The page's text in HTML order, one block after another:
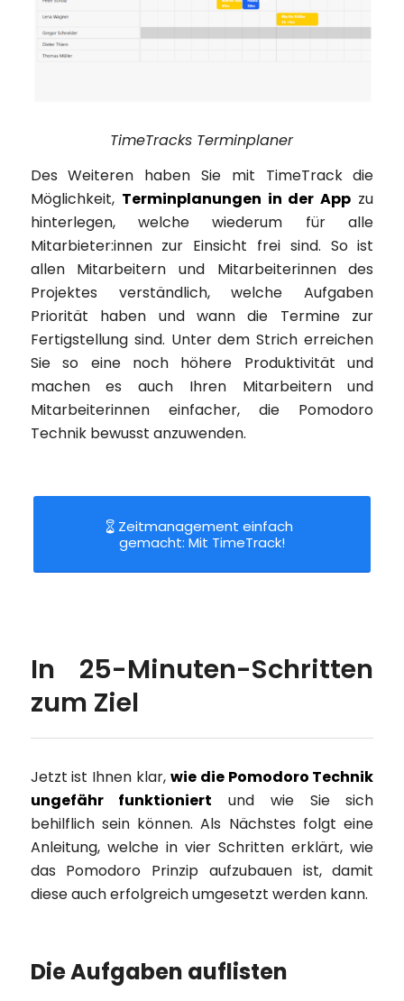
TimeTracks Terminplaner
Des Weiteren haben Sie mit TimeTrack die
Möglichkeit, Terminplanungen in der App zu
hinterlegen, welche wiederum für alle
Mitarbieter:innen zur Einsicht frei sind. So ist
allen Mitarbeitern und Mitarbeiterinnen des
Projektes verständlich, welche Aufgaben
Priorität haben und wann die Termine zur
Fertigstellung sind. Unter dem Strich erreichen
Sie so eine noch höhere Produktivität und
machen es auch Ihren Mitarbeitern und
Mitarbeiterinnen einfacher, die Pomodoro
Technik bewusst anzuwenden.
Zeitmanagement einfach
gemacht: Mit TimeTrack!
In 25-Minuten-Schritten
zum Ziel
Jetzt ist Ihnen klar, wie die Pomodoro Technik
ungefähr funktioniert und wie Sie sich
behilflich sein können. Als Nächstes folgt eine
Anleitung, welche in vier Schritten erklärt, wie
das Pomodoro Prinzip aufzubauen ist, damit
diese auch erfolgreich umgesetzt werden kann.
Die Aufgaben auflisten